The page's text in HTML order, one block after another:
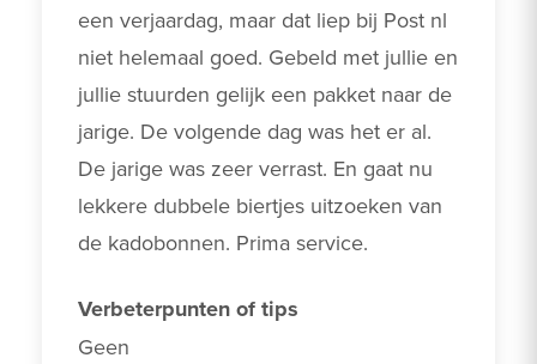
een verjaardag, maar dat liep bij Post nl
niet helemaal goed. Gebeld met jullie en
jullie stuurden gelijk een pakket naar de
jarige. De volgende dag was het er al.
De jarige was zeer verrast. En gaat nu
lekkere dubbele biertjes uitzoeken van
de kadobonnen. Prima service.
Verbeterpunten of tips
Geen